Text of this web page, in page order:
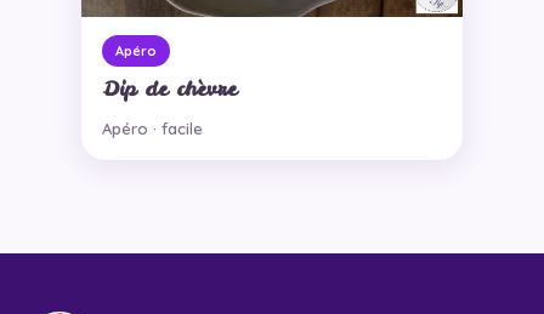
Apéro
Dip de chèvre
Apéro · facile